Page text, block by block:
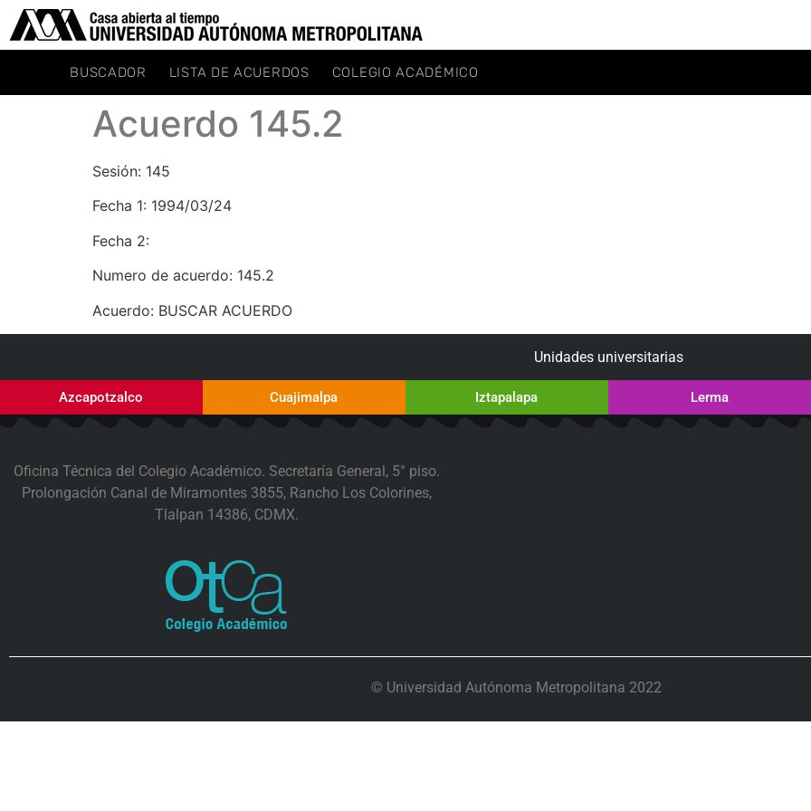
BUSCADOR LISTA DE ACUERDOS COLEGIO ACADÉMICO
Acuerdo 145.2
Sesión: 145
Fecha 1: 1994/03/24
Fecha 2:
Numero de acuerdo: 145.2
Acuerdo: BUSCAR ACUERDO
Unidades universitarias
Azcapotzalco Cuajimalpa Iztapalapa Lerma
Oficina Técnica del Colegio Académico. Secretaría General, 5° piso.
Prolongación Canal de Miramontes 3855, Rancho Los Colorines,
Tlalpan 14386, CDMX.
© Universidad Autónoma Metropolitana 2022